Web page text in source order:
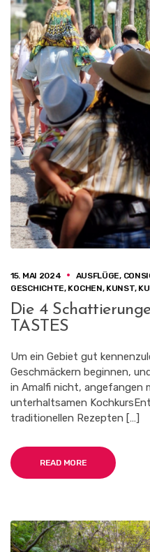
15. MAI 2024 AUSFLÜGE,
GESCHICHTE, KOCHEN, KUNST,
Die 4
TASTES
Um ein Gebiet gut
Geschmäckern beginnen,
in Amalfi nicht, angefangen
unterhaltsamen
traditionellen Rezepten […]
READ MORE